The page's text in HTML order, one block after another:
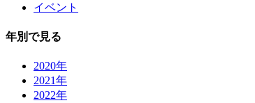
イベント
年別で見る
2020年
2021年
2022年